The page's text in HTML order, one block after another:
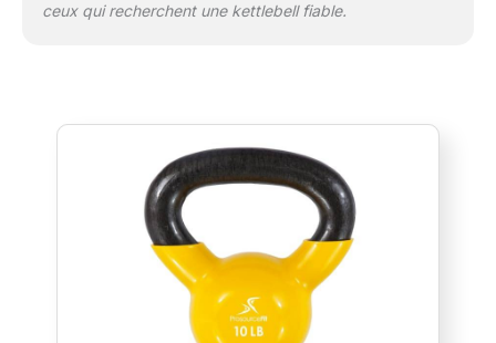
ceux qui recherchent une kettlebell fiable.